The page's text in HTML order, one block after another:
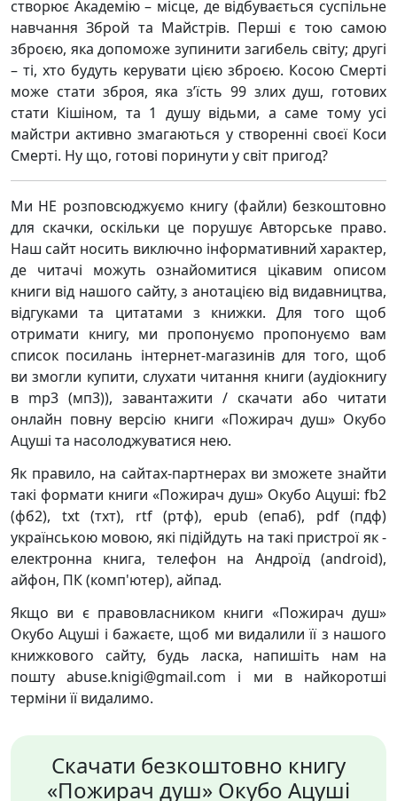
створює Академію – місце, де відбувається суспільне
навчання Зброй та Майстрів. Перші є тою самою
зброєю, яка допоможе зупинити загибель світу; другі
– ті, хто будуть керувати цією зброєю. Косою Смерті
може стати зброя, яка з’їсть 99 злих душ, готових
стати Кішіном, та 1 душу відьми, а саме тому усі
майстри активно змагаються у створенні своєї Коси
Смерті. Ну що, готові поринути у світ пригод?
Ми НЕ розповсюджуємо книгу (файли) безкоштовно
для скачки, оскільки це порушує Авторське право.
Наш сайт носить виключно інформативний характер,
де читачі можуть ознайомитися цікавим описом
книги від нашого сайту, з анотацією від видавництва,
відгуками та цитатами з книжки. Для того щоб
отримати книгу, ми пропонуємо пропонуємо вам
список посилань інтернет-магазинів для того, щоб
ви змогли купити, слухати читання книги (аудіокнигу
в mp3 (мп3)), завантажити / скачати або читати
онлайн повну версію книги «Пожирач душ» Окубо
Ацуші та насолоджуватися нею.
Як правило, на сайтах-партнерах ви зможете знайти
такі формати книги «Пожирач душ» Окубо Ацуші: fb2
(фб2), txt (тхт), rtf (ртф), epub (епаб), pdf (пдф)
українською мовою, які підійдуть на такі пристрої як -
електронна книга, телефон на Андроїд (android),
айфон, ПК (комп'ютер), айпад.
Якщо ви є правовласником книги «Пожирач душ»
Окубо Ацуші і бажаєте, щоб ми видалили її з нашого
книжкового сайту, будь ласка, напишіть нам на
пошту abuse.knigi@gmail.com і ми в найкоротші
терміни її видалимо.
Скачати безкоштовно книгу
«Пожирач душ» Окубо Ацуші